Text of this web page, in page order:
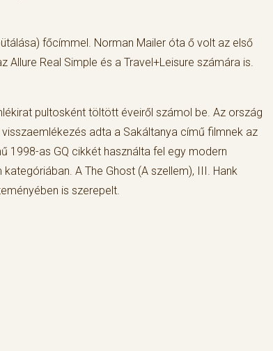
főcímmel. Norman Mailer óta ő volt az első
Allure Real Simple és a Travel+Leisure számára is.
pultosként töltött éveiről számol be. Az ország
adta a Sakáltanya című filmnek az
1998-as GQ cikkét használta fel egy modern
A The Ghost (A szellem), III. Hank
is szerepelt.